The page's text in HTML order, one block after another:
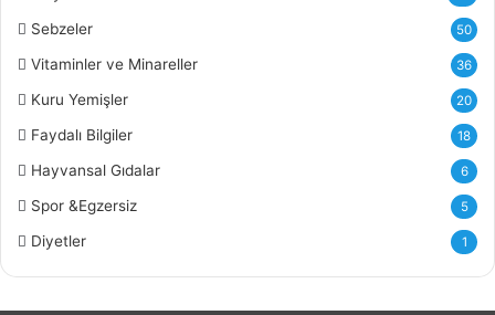
Sebzeler 50
Vitaminler ve Minareller 36
Kuru Yemişler 20
Faydalı Bilgiler 18
Hayvansal Gıdalar 6
Spor &Egzersiz 5
Diyetler 1